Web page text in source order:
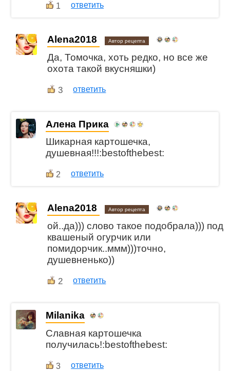
1 ответить
Alena2018 Автор рецепта
Да, Томочка, хоть редко, но все же
охота такой вкусняшки)
3 ответить
Алена Прика
Шикарная картошечка,
душевная!!!:bestofthebest:
2 ответить
Alena2018 Автор рецепта
ой..да))) слово такое подобрала))) под
квашеный огурчик или
помидорчик..ммм)))точно,
душевненько))
2 ответить
Milanika
Славная картошечка
получилась!:bestofthebest:
3 ответить